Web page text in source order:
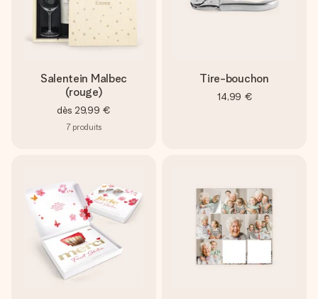
Salentein Malbec
(rouge)
dès 29,99 €
7 produits
Tire-bouchon
14,99 €